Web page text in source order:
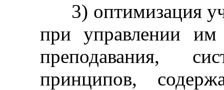
3) оптимизация
при управлении
преподавания,
принципов,